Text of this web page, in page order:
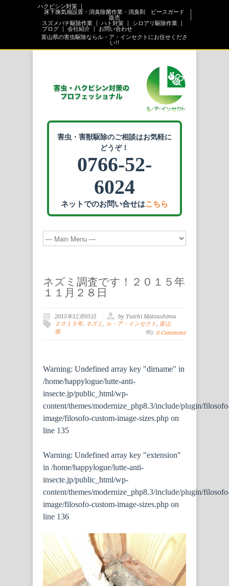
ハクビシン対策
床下換気扇設置・消臭除菌作業・消臭剤 ピースガード
販売
スズメバチ駆除作業
ハト対策
シロアリ駆除作業
ブログ
会社紹介
お問い合わせ
富山県の害虫駆除ならル・ア・インセクトにお任せくださ
い!!
害虫・害獣駆除のご相談はお気軽に
どうぞ！
0766-52-
6024
ネットでのお問い合せはこちら
ネズミ調査です！２０１５年
１１月２８日
2015年12月03日
by Yuichi Matsushima
２０１５年, ネズミ, ル・ア・インセクト, 富山
県
0 Comment
Warning: Undefined array key "dirname" in
/home/happylogue/lutte-anti-
insecte.jp/public_html/wp-
content/themes/modernize_php8.3/include/plugin/
image/filosofo-custom-image-sizes.php on
line 135
Warning: Undefined array key "extension"
in /home/happylogue/lutte-anti-
insecte.jp/public_html/wp-
content/themes/modernize_php8.3/include/plugin/
image/filosofo-custom-image-sizes.php on
line 136